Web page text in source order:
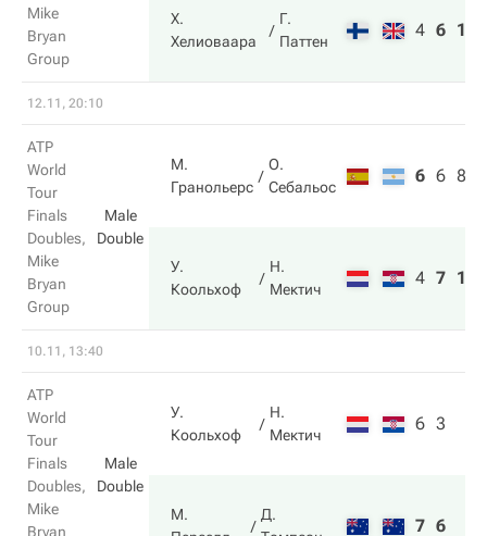
Mike
Bryan
Group
Х.
Хелиоваара
Г.
Паттен
4 6 12
12.11, 20:10
ATP
World
Tour
Finals
Doubles,
Mike
Bryan
Group
Male
Double
М.
Гранольерс
О.
Себальос
6 6 8
У.
Коольхоф
Н.
Мектич
4 7 10
10.11, 13:40
ATP
World
Tour
Finals
Doubles,
Mike
Bryan
Male
Double
У.
Коольхоф
Н.
Мектич
6 3
М.
Д.
7 6